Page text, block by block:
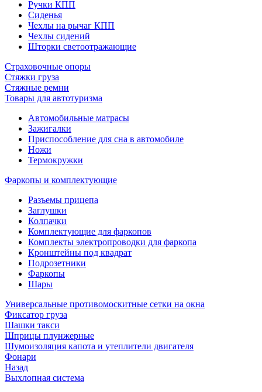
Ручки КПП
Сиденья
Чехлы на рычаг КПП
Чехлы сидений
Шторки светоотражающие
Страховочные опоры
Стяжки груза
Стяжные ремни
Товары для автотуризма
Автомобильные матрасы
Зажигалки
Приспособление для сна в автомобиле
Ножи
Термокружки
Фаркопы и комплектующие
Разъемы прицепа
Заглушки
Колпачки
Комплектующие для фаркопов
Комплекты электропроводки для фаркопа
Кронштейны под квадрат
Подрозетники
Фаркопы
Шары
Универсальные противомоскитные сетки на окна
Фиксатор груза
Шашки такси
Шприцы плунжерные
Шумоизоляция капота и утеплители двигателя
Фонари
Назад
Выхлопная система